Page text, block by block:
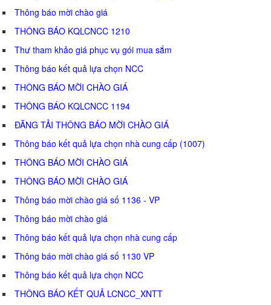
Thông báo mời chào giá
THÔNG BÁO KQLCNCC 1210
Thư tham khảo giá phục vụ gói mua sắm
Thông báo kết quả lựa chọn NCC
THÔNG BÁO MỜI CHÀO GIÁ
THÔNG BÁO KQLCNCC 1194
ĐĂNG TẢI THÔNG BÁO MỜI CHÀO GIÁ
Thông báo kết quả lựa chọn nhà cung cấp (1007)
THÔNG BÁO MỜI CHÀO GIÁ
THÔNG BÁO MỜI CHÀO GIÁ
Thông báo mời chào giá số 1136 - VP
Thông báo mời chào giá
Thông báo kết quả lựa chọn nhà cung cấp
Thông báo mời chào giá số 1130 VP
Thông báo kết quả lựa chọn NCC
THÔNG BÁO KẾT QUẢ LCNCC_XNTT